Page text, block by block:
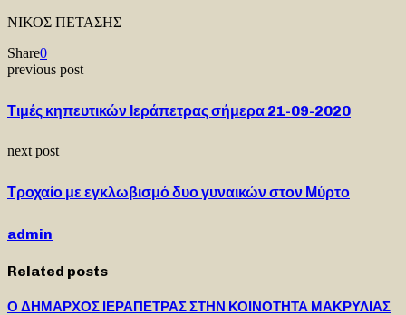
ΝΙΚΟΣ ΠΕΤΑΣΗΣ
Share0
previous post
Τιμές κηπευτικών Ιεράπετρας σήμερα 21-09-2020
next post
Τροχαίο με εγκλωβισμό δυο γυναικών στον Μύρτο
admin
Related posts
Ο ΔΗΜΑΡΧΟΣ ΙΕΡΑΠΕΤΡΑΣ ΣΤΗΝ ΚΟΙΝΟΤΗΤΑ ΜΑΚΡΥΛΙΑΣ